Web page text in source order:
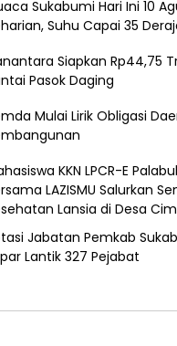
Sukabumi Hari Ini 10
Suhu Capai 35
Siapkan Rp44,75
Pasok Daging
Mulai Lirik Obligasi
KKN LPCR-E
LAZISMU Salurkan
Lansia di Desa
Jabatan Pemkab
Lantik 327 Pejabat